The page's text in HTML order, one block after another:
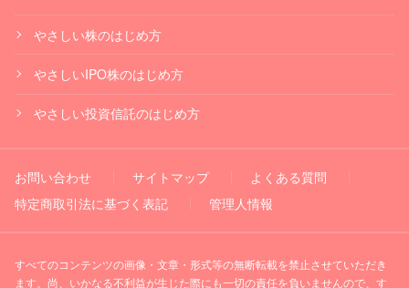
やさしい株のはじめ方
やさしいIPO株のはじめ方
やさしい投資信託のはじめ方
お問い合わせ サイトマップ
よくある質問
特定商取引法に基づく表記
管理人情報
すべてのコンテンツの画像・文章・形式等の無断転載を禁止させていただき
ます。尚、いかなる不利益が生じた際にも一切の責任を負いませんので、す